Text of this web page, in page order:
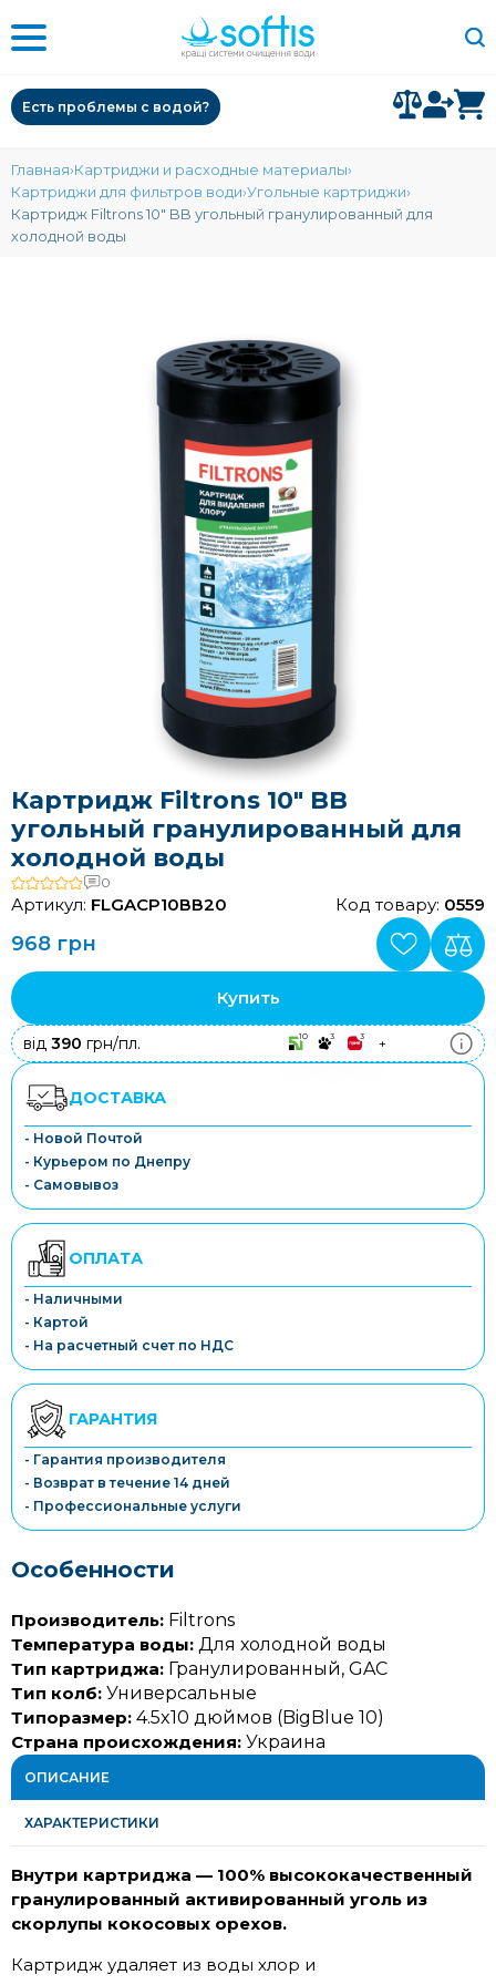
Есть проблемы с водой?
Главная Картриджи и расходные материалы
Картриджи для фильтров води Угольные картриджи
Картридж Filtrons 10″ BB угольный гранулированный для
холодной воды
Картридж Filtrons 10″ BB
угольный гранулированный для
холодной воды
0
Артикул: FLGACP10ВВ20 Код товару: 0559
968 грн
Купить
від 390 грн/пл. 10 3 3 +
ДОСТАВКА
- Новой Почтой
- Курьером по Днепру
- Самовывоз
ОПЛАТА
- Наличными
- Картой
- На расчетный счет по НДС
ГАРАНТИЯ
- Гарантия производителя
- Возврат в течение 14 дней
- Профессиональные услуги
Особенности
Производитель: Filtrons
Температура воды: Для холодной воды
Тип картриджа: Гранулированный, GAC
Тип колб: Универсальные
Типоразмер: 4.5x10 дюймов (BigBlue 10)
Страна происхождения: Украина
ОПИСАНИЕ
ХАРАКТЕРИСТИКИ
Внутри картриджа — 100% высококачественный
гранулированный активированный уголь из
скорлупы кокосовых орехов.
Картридж удаляет из воды хлор и